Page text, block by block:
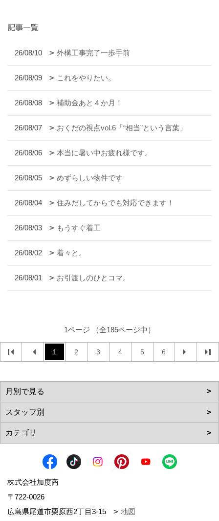
記事一覧
26/08/10 外構工事完了一歩手前
26/08/09 これをやりたい。
26/08/08 補助金あと４か月！
26/08/07 おくだの視点vol.6「“相当”という言葉」
26/08/06 本当に暑い中お疲れ様です。
26/08/05 めずらしい物件です
26/08/04 住みだしてからでも対応できます！
26/08/03 もうすぐ着工
26/08/02 着々と。
26/08/01 お引渡しのひとコマ。
1ページ （全185ページ中）
1 2 3 4 5 6
株式会社加度商
〒722-0026
広島県尾道市栗原西2丁目3-15
地図